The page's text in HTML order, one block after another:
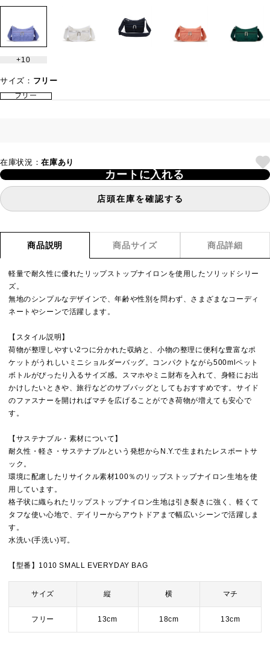
10
サイズ： フリー
フリー
在庫状況：在庫あり
カートに入れる
店頭在庫を確認する
商品説明 商品サイズ 商品詳細
軽量で耐久性に優れたリップストップナイロンを使用したソリッドシリー
ズ。
無地のシンプルなデザインで、年齢や性別を問わず、さまざまなコーディ
ネートやシーンで活躍します。
【スタイル説明】
荷物が整理しやすい2つに分かれた収納と、小物の整理に便利な豊富なポ
ケットがうれしいミニショルダーバッグ。コンパクトながら500mlペット
ボトルがぴったり入るサイズ感。スマホやミニ財布を入れて、身軽にお出
かけしたいときや、旅行などのサブバッグとしてもおすすめです。サイド
のファスナーを開ければマチを広げることができ荷物が増えても安心で
す。
【サステナブル・素材について】
耐久性・軽さ・サステナブルという発想からN.Y.で生まれたレスポートサ
ック。
環境に配慮したリサイクル素材100％のリップストップナイロン生地を使
用しています。
格子状に織られたリップストップナイロン生地は引き裂きに強く、軽くて
タフな使い心地で、デイリーからアウトドアまで幅広いシーンで活躍しま
す。
水洗い(手洗い)可。
【型番】1010 SMALL EVERYDAY BAG
サイズ 縦 横 マチ
フリー 13cm 18cm 13cm